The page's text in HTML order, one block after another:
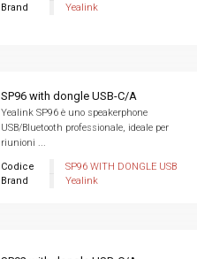
Brand
Yealink
SP96 with dongle USB-C/A
Yealink SP96 è uno speakerphone
USB/Bluetooth professionale, ideale per
riunioni ...
Codice
SP96 WITH DONGLE USB
Brand
Yealink